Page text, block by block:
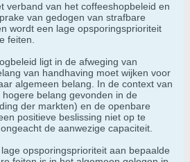
verband van het coffeeshopbeleid en
van gedogen van strafbare
wordt een lage opsporingsprioriteit
feiten.
ligt in de afweging van
van handhaving moet wijken voor
algemeen belang. In de context van
belang gevonden in de
der markten) en de openbare
positieve beslissing niet op te
de aanwezige capaciteit.
opsporingsprioriteit aan bepaalde